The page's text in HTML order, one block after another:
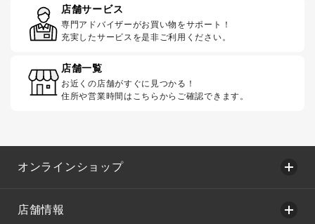
店舗サービス
専門アドバイザーがお買い物をサポート！
充実したサービスを是非ご利用ください。
店舗一覧
お近くの店舗がすぐに見つかる！
住所や営業時間はこちらからご確認できます。
オンラインショップ
店舗情報